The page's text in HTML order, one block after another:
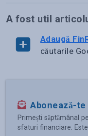
A fost util
Adaugă
căutarile
Abonează-
Primești săptămânal
sfaturi financiare.